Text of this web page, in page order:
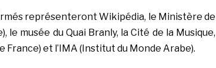
représenteront Wikipédia, le Ministère de
le musée du Quai Branly, la Cité de la Musique,
France) et l’IMA (Institut du Monde Arabe).